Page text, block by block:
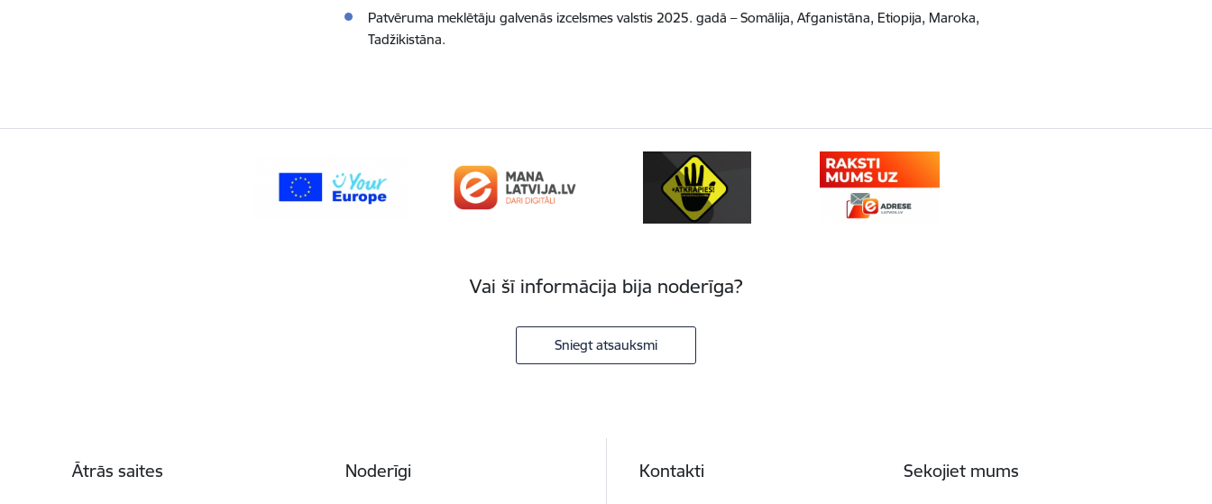
Patvēruma meklētāju galvenās izcelsmes valstis 2025. gadā – Somālija, Afganistāna, Etiopija, Maroka,
Tadžikistāna.
Vai šī informācija bija noderīga?
Sniegt atsauksmi
Ātrās saites Noderīgi Kontakti Sekojiet mums